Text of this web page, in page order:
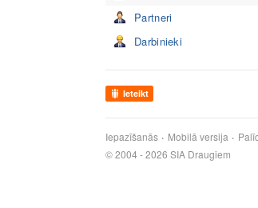
Partneri
Darbinieki
Ieteikt
Iepazīšanās Mobilā versija
© 2004 - 2026 SIA Draugiem